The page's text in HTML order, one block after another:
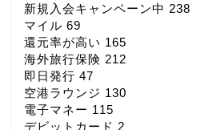
新規入会キャンペーン中 238
マイル 69
還元率が高い 165
海外旅行保険 212
即日発行 47
空港ラウンジ 130
電子マネー 115
デビットカード 2